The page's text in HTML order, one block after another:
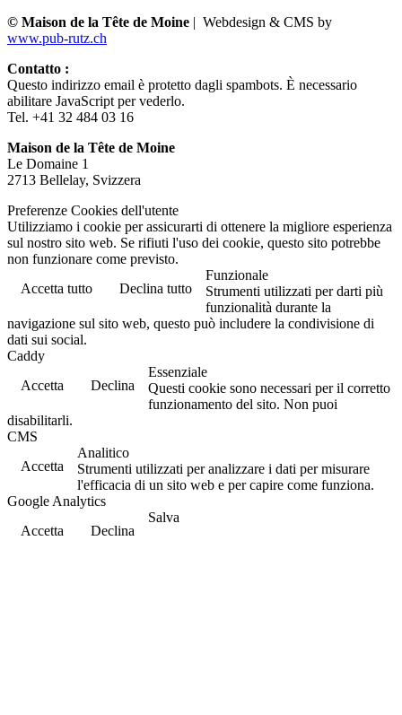
© Maison de la Tête de Moine | Webdesign & CMS by
www.pub-rutz.ch
Contatto :
Questo indirizzo email è protetto dagli spambots. È necessario
abilitare JavaScript per vederlo.
Tel. +41 32 484 03 16
Maison de la Tête de Moine
Le Domaine 1
2713 Bellelay, Svizzera
Preferenze Cookies dell'utente
Utilizziamo i cookie per assicurarti di ottenere la migliore esperienza
sul nostro sito web. Se rifiuti l'uso dei cookie, questo sito potrebbe
non funzionare come previsto.
Accetta tutto
Declina tutto
Funzionale
Strumenti utilizzati per darti più
funzionalità durante la
navigazione sul sito web, questo può includere la condivisione di
dati sui social.
Caddy
Accetta
Declina
Essenziale
Questi cookie sono necessari per il corretto
funzionamento del sito. Non puoi
disabilitarli.
CMS
Accetta
Analitico
Strumenti utilizzati per analizzare i dati per misurare
l'efficacia di un sito web e per capire come funziona.
Google Analytics
Accetta
Declina
Salva